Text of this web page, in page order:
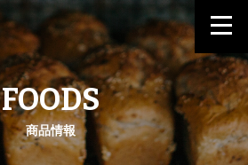
FOODS
商品情報